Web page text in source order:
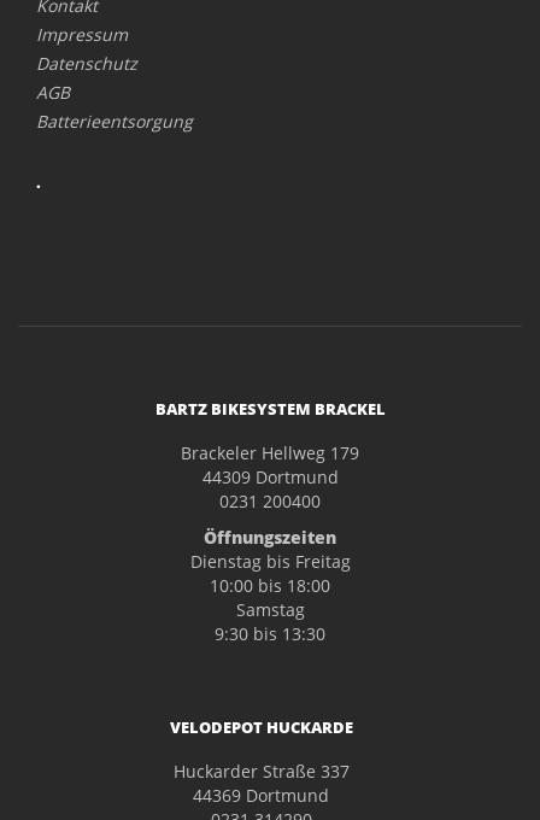
Kontakt
Impressum
Datenschutz
AGB
Batterieentsorgung
.
BARTZ BIKESYSTEM BRACKEL
Brackeler Hellweg 179
44309 Dortmund
0231 200400
Öffnungszeiten
Dienstag bis Freitag
10:00 bis 18:00
Samstag
9:30 bis 13:30
VELODEPOT HUCKARDE
Huckarder Straße 337
44369 Dortmund